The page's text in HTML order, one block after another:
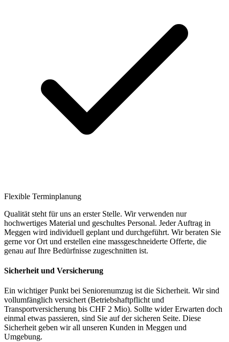
Flexible Terminplanung
Qualität steht für uns an erster Stelle. Wir verwenden nur
hochwertiges Material und geschultes Personal. Jeder Auftrag in
Meggen wird individuell geplant und durchgeführt. Wir beraten Sie
gerne vor Ort und erstellen eine massgeschneiderte Offerte, die
genau auf Ihre Bedürfnisse zugeschnitten ist.
Sicherheit und Versicherung
Ein wichtiger Punkt bei Seniorenumzug ist die Sicherheit. Wir sind
vollumfänglich versichert (Betriebshaftpflicht und
Transportversicherung bis CHF 2 Mio). Sollte wider Erwarten doch
einmal etwas passieren, sind Sie auf der sicheren Seite. Diese
Sicherheit geben wir all unseren Kunden in Meggen und
Umgebung.